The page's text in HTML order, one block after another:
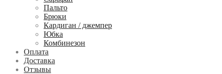
Пальто
Брюки
Кардиган / джемпер
Юбка
Комбинезон
Оплата
Доставка
Отзывы